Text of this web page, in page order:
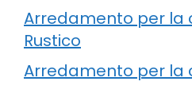
Arredamento per la
Rustico
Arredamento per la